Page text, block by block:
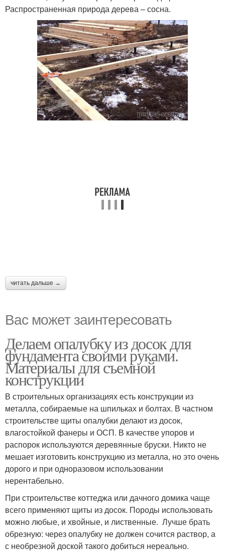
Распространенная природа дерева – сосна.
читать дальше →
Вас может заинтересовать
Делаем опалубку из досок для
фундамента своими руками.
Материалы для съемной
конструкции
В строительных организациях есть конструкции из
металла, собираемые на шпильках и болтах. В частном
строительстве щиты опалубки делают из досок,
влагостойкой фанеры и ОСП. В качестве упоров и
распорок используются деревянные бруски. Никто не
мешает изготовить конструкцию из металла, но это очень
дорого и при одноразовом использовании
нерентабельно.
При строительстве коттеджа или дачного домика чаще
всего применяют щиты из досок. Породы использовать
можно любые, и хвойные, и лиственные. Лучше брать
обрезную: через опалубку не должен сочится раствор, а
с необрезной доской такого добиться нереально.